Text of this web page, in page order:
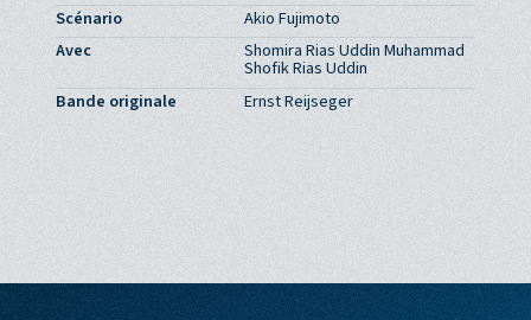
Scénario
Akio Fujimoto
Avec
Shomira Rias Uddin Muhammad
Shofik Rias Uddin
Bande originale
Ernst Reijseger